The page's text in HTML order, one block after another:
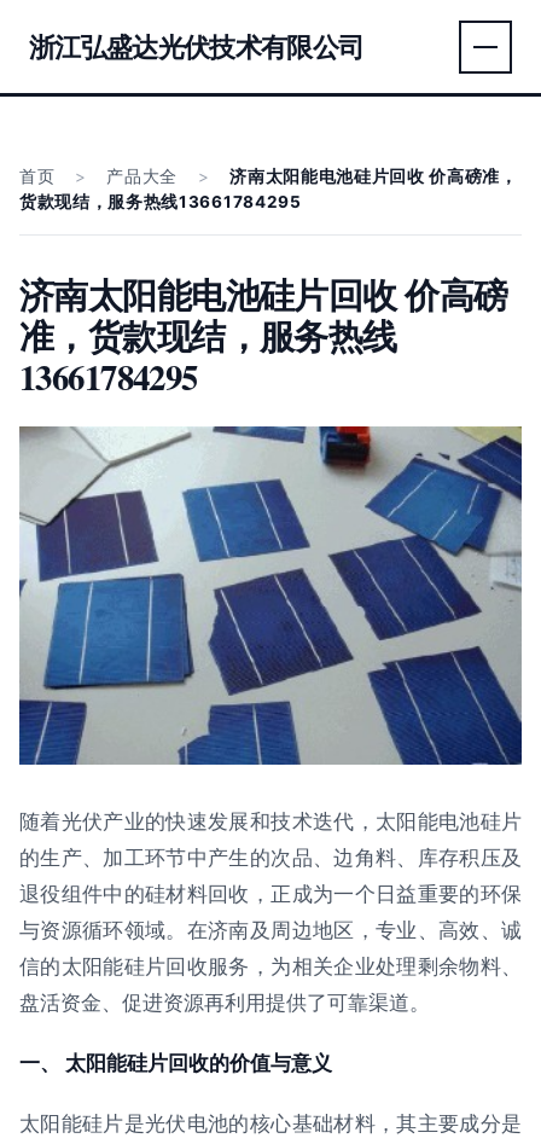
浙江弘盛达光伏技术有限公司
首页 > 产品大全 >
济南太阳能电池硅片回收 价高磅准，
货款现结，服务热线13661784295
济南太阳能电池硅片回收 价高磅
准，货款现结，服务热线
13661784295
随着光伏产业的快速发展和技术迭代，太阳能电池硅片
的生产、加工环节中产生的次品、边角料、库存积压及
退役组件中的硅材料回收，正成为一个日益重要的环保
与资源循环领域。在济南及周边地区，专业、高效、诚
信的太阳能硅片回收服务，为相关企业处理剩余物料、
盘活资金、促进资源再利用提供了可靠渠道。
一、 太阳能硅片回收的价值与意义
太阳能硅片是光伏电池的核心基础材料，其主要成分是